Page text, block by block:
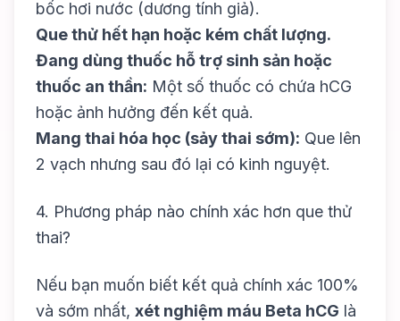
bốc hơi nước (dương tính giả).
Que thử hết hạn hoặc kém chất lượng.
Đang dùng thuốc hỗ trợ sinh sản hoặc
thuốc an thần: Một số thuốc có chứa hCG
hoặc ảnh hưởng đến kết quả.
Mang thai hóa học (sảy thai sớm): Que lên
2 vạch nhưng sau đó lại có kinh nguyệt.
4. Phương pháp nào chính xác hơn que thử
thai?
Nếu bạn muốn biết kết quả chính xác 100%
và sớm nhất, xét nghiệm máu Beta hCG là